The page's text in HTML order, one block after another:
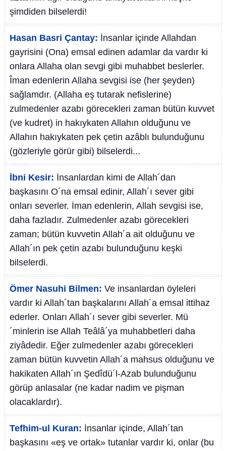
şimdiden bilselerdi!
Hasan Basri Çantay: İnsanlar içinde Allahdan
gayrisini (Ona) emsal edinen adamlar da vardır ki
onlara Allaha olan sevgi gibi muhabbet beslerler.
Îman edenlerin Allaha sevgisi ise (her şeyden)
sağlamdır. (Allaha eş tutarak nefislerine)
zulmedenler azabı görecekleri zaman bütün kuvvet
(ve kudret) in hakıykaten Allahın olduğunu ve
Allahın hakıykaten pek çetin azâblı bulunduğunu
(gözleriyle görür gibi) bilselerdi...
İbni Kesir: İnsanlardan kimi de Allah´dan
başkasını O´na emsal edinir, Allah´ı sever gibi
onları severler. İman edenlerin, Allah sevgisi ise,
daha fazladır. Zulmedenler azabı görecekleri
zaman; bütün kuvvetin Allah´a ait olduğunu ve
Allah´ın pek çetin azabı bulunduğunu keşki
bilselerdi.
Ömer Nasuhi Bilmen: Ve insanlardan öyleleri
vardır ki Allah´tan başkalarını Allah´a emsal ittihaz
ederler. Onları Allah´ı sever gibi severler. Mü
´minlerin ise Allah Teâlâ´ya muhabbetleri daha
ziyâdedir. Eğer zulmedenler azabı görecekleri
zaman bütün kuvvetin Allah´a mahsus olduğunu ve
hakikaten Allah´ın Şedîdü´l-Azab bulunduğunu
görüp anlasalar (ne kadar nadim ve pişman
olacaklardır).
Tefhim-ul Kuran: İnsanlar içinde, Allah´tan
başkasını «eş ve ortak» tutanlar vardır ki, onlar (bu